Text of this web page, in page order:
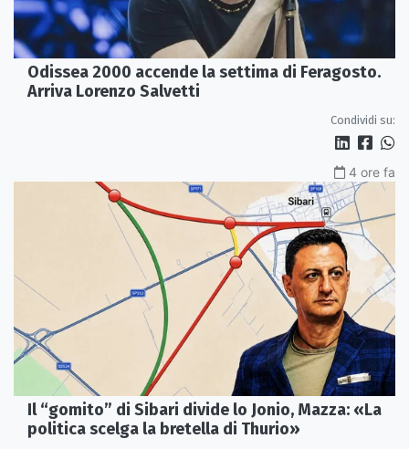
Odissea 2000 accende la settima di Feragosto.
Arriva Lorenzo Salvetti
Condividi su:
4 ore fa
Il “gomito” di Sibari divide lo Jonio, Mazza: «La
politica scelga la bretella di Thurio»